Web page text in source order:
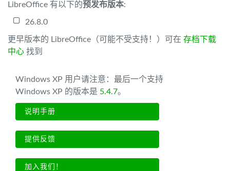
LibreOffice 有以下的预发布版本:
26.8.0
更早版本的 LibreOffice（可能不受支持！）可在 存档下载
中心 找到
Windows XP 用户请注意：最后一个支持
Windows XP 的版本是 5.4.7。
说明手册
提供反馈
加入我们！